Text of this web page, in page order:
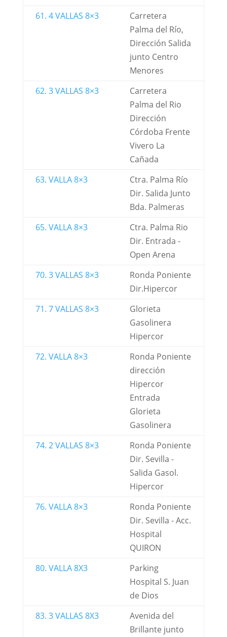
61. 4 VALLAS 8×3
Carretera
Palma del Río,
Dirección Salida
junto Centro
Menores
62. 3 VALLAS 8×3
Carretera
Palma del Rio
Dirección
Córdoba Frente
Vivero La
Cañada
63. VALLA 8×3
Ctra. Palma Río
Dir. Salida Junto
Bda. Palmeras
65. VALLA 8×3
Ctra. Palma Rio
Dir. Entrada -
Open Arena
70. 3 VALLAS 8×3
Ronda Poniente
Dir.Hipercor
71. 7 VALLAS 8×3
Glorieta
Gasolinera
Hipercor
72. VALLA 8×3
Ronda Poniente
dirección
Hipercor
Entrada
Glorieta
Gasolinera
74. 2 VALLAS 8×3
Ronda Poniente
Dir. Sevilla -
Salida Gasol.
Hipercor
76. VALLA 8×3
Ronda Poniente
Dir. Sevilla - Acc.
Hospital
QUIRON
80. VALLA 8X3
Parking
Hospital S. Juan
de Dios
83. 3 VALLAS 8X3
Avenida del
Brillante junto